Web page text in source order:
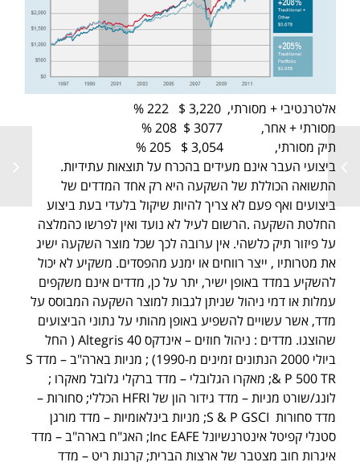
אלטרנטיבי + מסורתי, 3,220 $ 222 %
מסורתי + אחר, 3077 $ 208 %
תיק מסורתי, 3,054 $ 205 %
ביצועי העבר אינם מעידים בהכרח על תוצאות עתידיות.
התשואה הכוללת של השקעה היא רק אחד המדדים של
ביצועים ואף פעם לא צריך להיות שיקול בלעדי בעת ביצוע
החלטת השקעה .הרשום לעיל לא נועד ואין לפרשו כהמלצה
על פיזור תיק כלשהי. אין ערובה לכך שכל מוצר השקעה ישיג
את מטרותיו , ייצר רווחים או ימנע מהפסדים. משקיע לא יכול
להשקיע במדד באופן ישיר, יתר על כן, מדדים אינם משקפים
עמלות או דמי ניהול שניתן לגבות למוצר השקעה המבוסס על
מדד, אשר עשויים להשפיע באופן מהותי על נתוני הביצועים
שהוצגו. מדדים : ניהול חוזים – אינדקס Altegris 40 ( החל
ביולי 2000 הנתונים זמינים מ-1990) ; מניות בארה"ב – מדד S
& P 500 TR; מאקרו הגלובלי – מדד ברקלי גלובל מאקרו ;
לונג/שורט מניות – מדד גידור הון של HFRI הכללי; סחורות –
מדד סחורות S & P GSCI; מניות בינלאומיות – מדד מורגן
סטנלי קפיטל אינטרנשיונל Inc EAFE; האג"ח בארה"ב – מדד
איגרות חוב מצטבר של ארצות הברית; קרנות ריט – מדד